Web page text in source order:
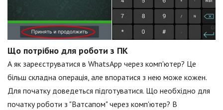
Що потрібно для роботи з ПК
А як зареєструватися в WhatsApp через комп'ютер? Це
більш складна операція, але впоратися з нею може кожен.
Для початку доведеться підготуватися. Що необхідно для
початку роботи з "Ватсапом" через комп'ютер? В